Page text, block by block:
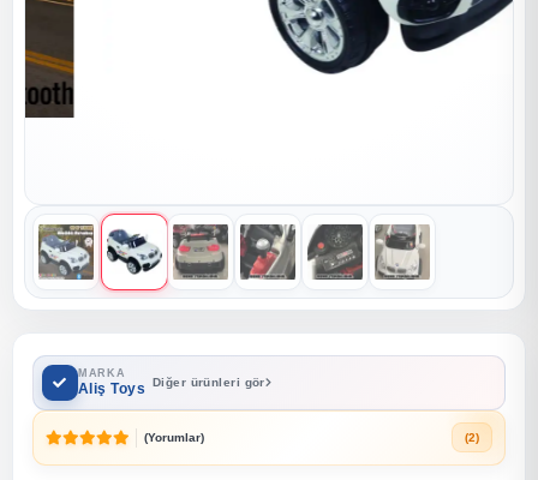
MARKA
Aliş Toys Diğer ürünleri gör
(Yorumlar) (2)